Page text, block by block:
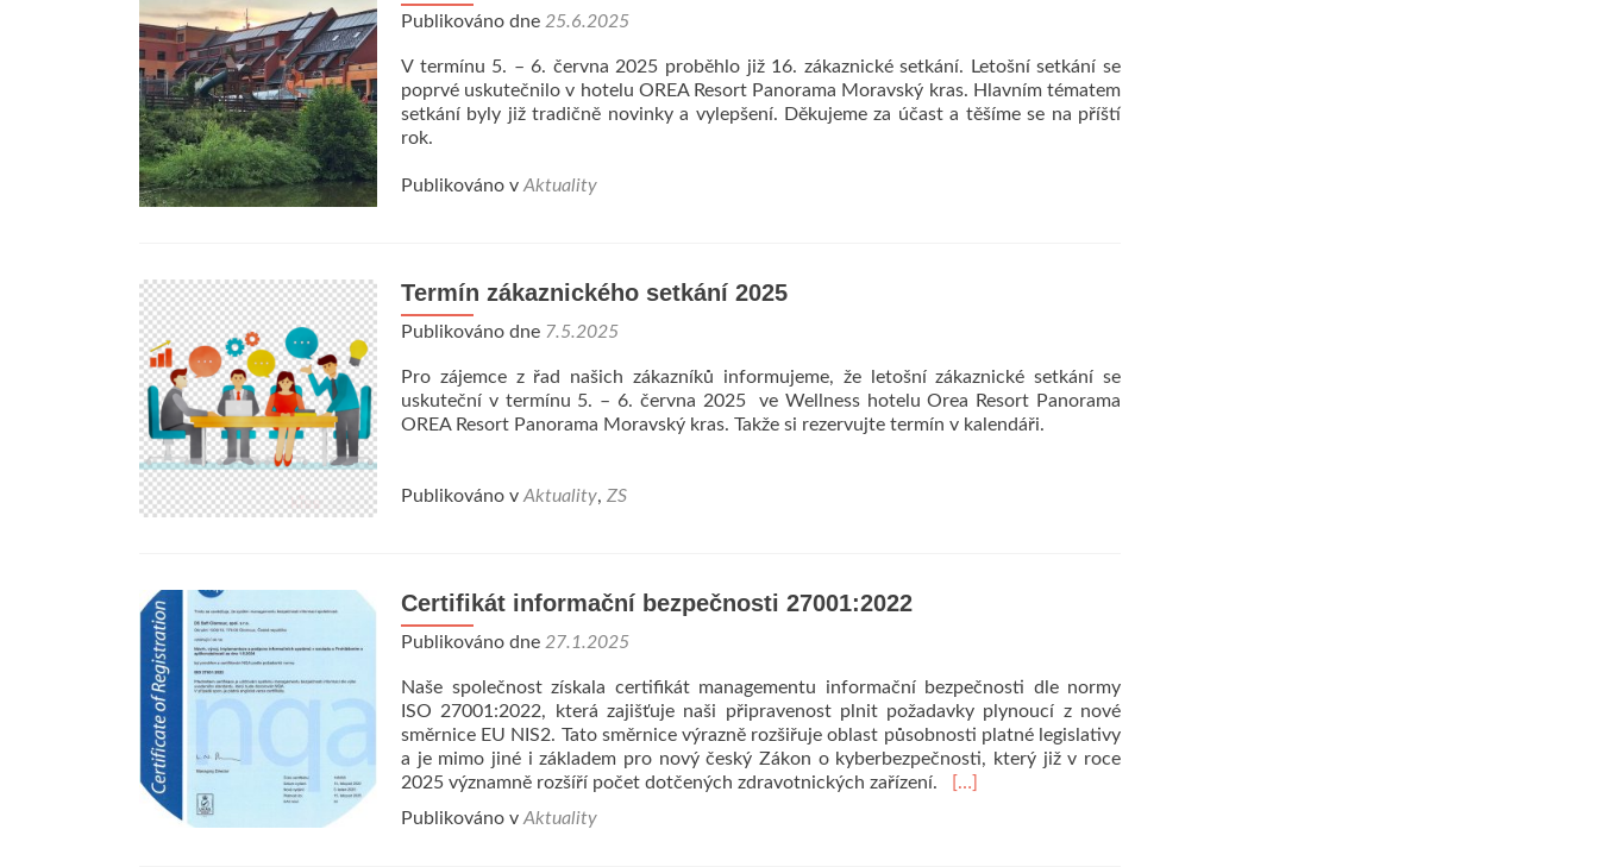
Publikováno dne 25.6.2025
V termínu 5. – 6. června 2025 proběhlo již 16. zákaznické setkání. Letošní setkání se
poprvé uskutečnilo v hotelu OREA Resort Panorama Moravský kras. Hlavním tématem
setkání byly již tradičně novinky a vylepšení. Děkujeme za účast a těšíme se na příští
rok.
Publikováno v Aktuality
Termín zákaznického setkání 2025
Publikováno dne 7.5.2025
Pro zájemce z řad našich zákazníků informujeme, že letošní zákaznické setkání se
uskuteční v termínu 5. – 6. června 2025 ve Wellness hotelu Orea Resort Panorama
OREA Resort Panorama Moravský kras. Takže si rezervujte termín v kalendáři.
Publikováno v Aktuality, ZS
Certifikát informační bezpečnosti 27001:2022
Publikováno dne 27.1.2025
Naše společnost získala certifikát managementu informační bezpečnosti dle normy
ISO 27001:2022, která zajišťuje naši připravenost plnit požadavky plynoucí z nové
směrnice EU NIS2. Tato směrnice výrazně rozšiřuje oblast působnosti platné legislativy
a je mimo jiné i základem pro nový český Zákon o kyberbezpečnosti, který již v roce
2025 významně rozšíří počet dotčených zdravotnických zařízení.
Read
[…]
Publikováno v Aktuality